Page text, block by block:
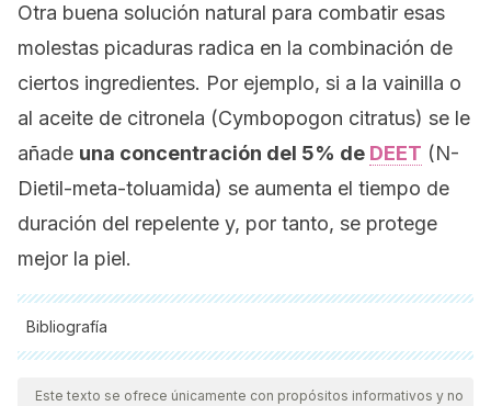
Otra buena solución natural para combatir esas
molestas picaduras radica en la combinación de
ciertos ingredientes. Por ejemplo, si a la vainilla o
al aceite de citronela (Cymbopogon citratus) se le
añade una concentración del 5% de DEET (N-
Dietil-meta-toluamida) se aumenta el tiempo de
duración del repelente y, por tanto, se protege
mejor la piel.
Bibliografía
Todas las fuentes citadas fueron revisadas a profundidad por
nuestro equipo, para asegurar su calidad, confiabilidad,
Este texto se ofrece únicamente con propósitos informativos y no